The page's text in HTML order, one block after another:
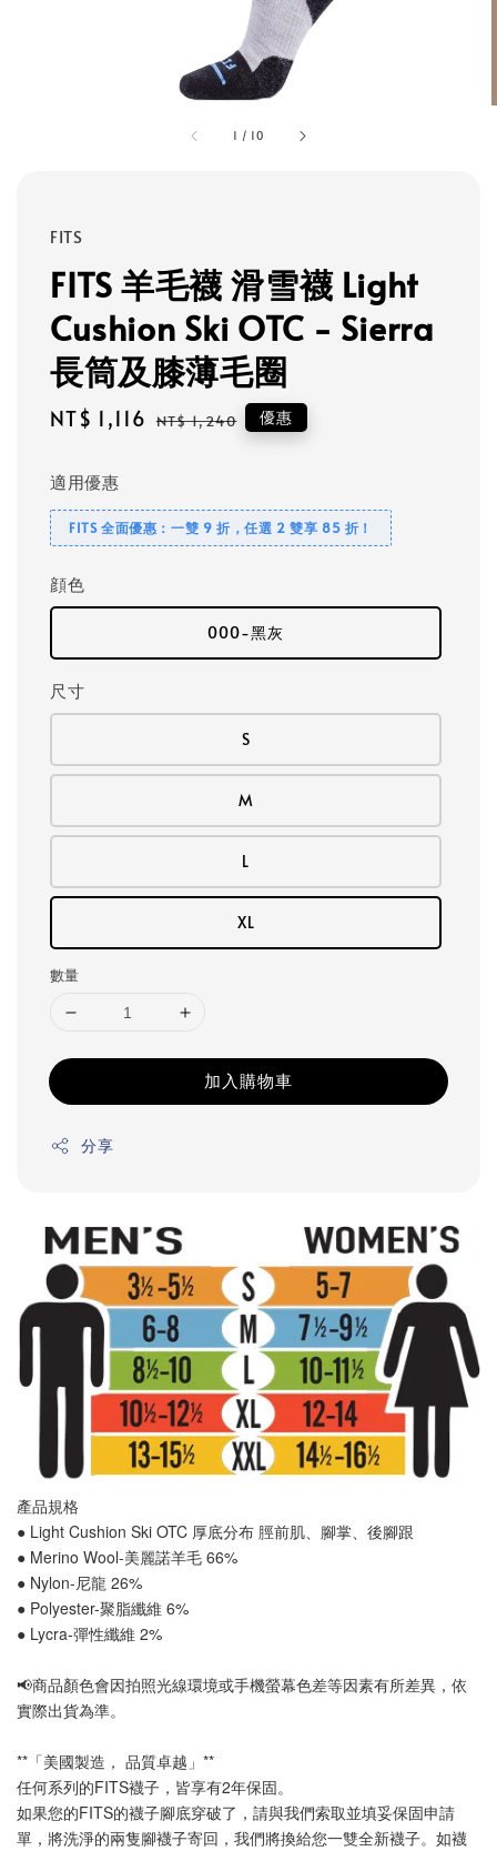
1 / 10
FITS
FITS 羊毛襪 滑雪襪 Light
Cushion Ski OTC - Sierra
長筒及膝薄毛圈
Sale
NT$ 1,116 Regular
NT$ 1,240 優惠
適用優惠
FITS 全面優惠：一雙 9 折，任選 2 雙享 85 折！
顔色
000-黑灰
尺寸
S
M
L
XL
數量
加入購物車
分享
產品規格
● Light Cushion Ski OTC 厚底分布 脛前肌、 腳掌、 後腳跟
● Merino Wool-美麗諾羊毛 66%
● Nylon-尼龍 26%
● Polyester-聚脂纖維 6%
● Lycra-彈性纖維 2%
📢商品顏色會因拍照光線環境或手機螢幕色差等因素有所差異，依
實際出貨為準。
**「美國製造， 品質卓越」**
任何系列的FITS襪子，皆享有2年保固。
如果您的FITS的襪子腳底穿破了，請與我們索取並填妥保固申請
單，將洗淨的兩隻腳襪子寄回，我們將換給您一雙全新襪子。如襪